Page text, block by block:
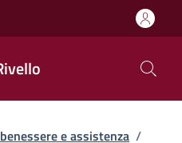
e assistenza /